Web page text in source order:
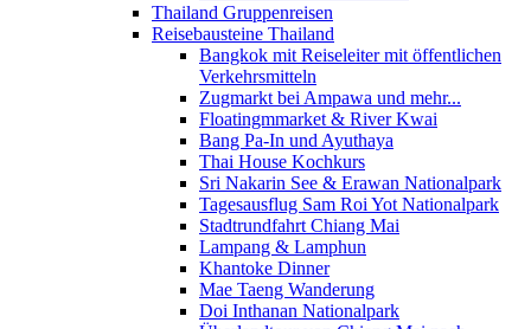
Thailand Gruppenreisen
Reisebausteine Thailand
Bangkok mit Reiseleiter mit öffentlichen
Verkehrsmitteln
Zugmarkt bei Ampawa und mehr...
Floatingmmarket & River Kwai
Bang Pa-In und Ayuthaya
Thai House Kochkurs
Sri Nakarin See & Erawan Nationalpark
Tagesausflug Sam Roi Yot Nationalpark
Stadtrundfahrt Chiang Mai
Lampang & Lamphun
Khantoke Dinner
Mae Taeng Wanderung
Doi Inthanan Nationalpark